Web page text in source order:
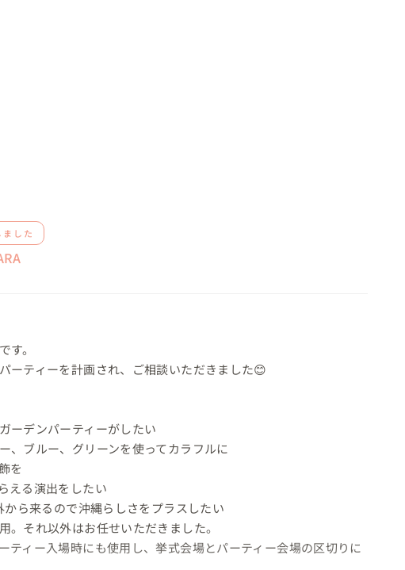
した
す。
ーティーを計画され、ご相談いただきました😊
ーデンパーティーがしたい
、ブルー、グリーンを使ってカラフルに
を
える演出をしたい
から来るので沖縄らしさをプラスしたい
。それ以外はお任せいただきました。
ティー入場時にも使用し、挙式会場とパーティー会場の区切りに